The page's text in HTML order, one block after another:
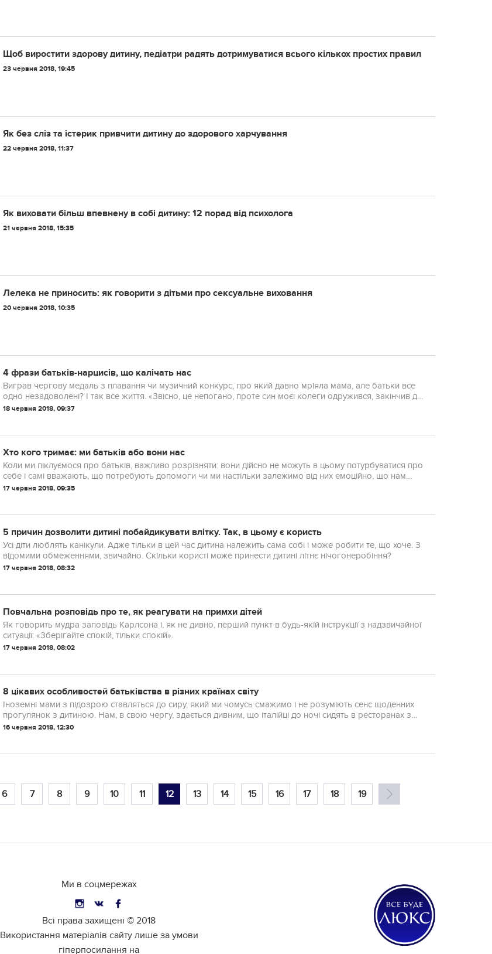
Щоб виростити здорову дитину, педіатри радять дотримуватися всього кількох простих правил
23 червня 2018, 19:45
Як без сліз та істерик привчити дитину до здорового харчування
22 червня 2018, 11:37
Як виховати більш впевнену в собі дитину: 12 порад від психолога
21 червня 2018, 15:35
Лелека не приносить: як говорити з дітьми про сексуальне виховання
20 червня 2018, 10:35
4 фрази батьків-нарцисів, що калічать нас
Виграв чергову медаль з плавання чи музичний конкурс, про який давно мріяла мама, але батьки все
одно незадоволені? І так все життя. «Звісно, це непогано, проте син моєї колеги одружився, закінчив дві
вищі освіти і зараз працює керівником». Знайом...
18 червня 2018, 09:37
Хто кого тримає: ми батьків або вони нас
Коли ми піклуємося про батьків, важливо розрізняти: вони дійсно не можуть в цьому потурбуватися про
себе і самі вважають, що потребують допомоги чи ми настільки залежимо від них емоційно, що нам
простіше вирішити будь-який їх побутовий ...
17 червня 2018, 09:35
5 причин дозволити дитині побайдикувати влітку. Так, в цьому є користь
Усі діти люблять канікули. Адже тільки в цей час дитина належить сама собі і може робити те, що хоче. З
відомими обмеженнями, звичайно. Скільки користі може принести дитині літнє нічогонеробіння?
17 червня 2018, 08:32
Повчальна розповідь про те, як реагувати на примхи дітей
Як говорить мудра заповідь Карлсона і, як не дивно, перший пункт в будь-якій інструкції з надзвичайної
ситуації: «Зберігайте спокій, тільки спокій».
17 червня 2018, 08:02
8 цікавих особливостей батьківства в різних країнах світу
Іноземні мами з підозрою ставляться до сиру, який ми чомусь смажимо і не розуміють сенс щоденних
прогулянок з дитиною. Нам, в свою чергу, здається дивним, що італійці до ночі сидять в ресторанах з
дітьми, а в Голландії дитина з температурою 38°С й...
16 червня 2018, 12:30
6 7 8 9 10 11 12 13 14 15 16 17 18 19
Ми в соцмережах
Всі права захищені © 2018
Використання матеріалів сайту лише за умови
гіперпосилання на